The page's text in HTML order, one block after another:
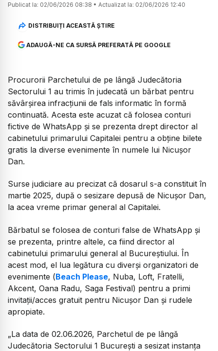
Publicat la: 02/06/2026 08:38 • Actualizat la: 02/06/2026 12:40
DISTRIBUIȚI ACEASTĂ ȘTIRE
ADAUGĂ-NE CA SURSĂ PREFERATĂ PE GOOGLE
Procurorii Parchetului de pe lângă Judecătoria
Sectorului 1 au trimis în judecată un bărbat pentru
săvârșirea infracțiunii de fals informatic în formă
continuată. Acesta este acuzat că folosea conturi
fictive de WhatsApp și se prezenta drept director al
cabinetului primarului Capitalei pentru a obține bilete
gratis la diverse evenimente în numele lui Nicușor
Dan.
Surse judiciare au precizat că dosarul s-a constituit în
martie 2025, după o sesizare depusă de Nicușor Dan,
la acea vreme primar general al Capitalei.
Bărbatul se folosea de conturi false de WhatsApp și
se prezenta, printre altele, ca fiind director al
cabinetului primarului general al Bucureștiului. În
acest mod, el lua legătura cu diverși organizatori de
evenimente (Beach Please, Nuba, Loft, Fratelli,
Akcent, Oana Radu, Saga Festival) pentru a primi
invitații/acces gratuit pentru Nicușor Dan și rudele
apropiate.
„La data de 02.06.2026, Parchetul de pe lângă
Judecătoria Sectorului 1 București a sesizat instanța